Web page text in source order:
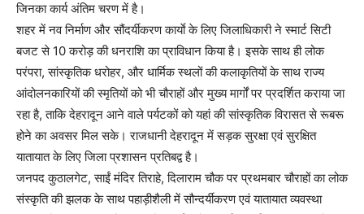
जिनका कार्य अंतिम चरण में है।
शहर में नव निर्माण और सौंदर्यीकरण कार्याे के लिए जिलाधिकारी ने स्मार्ट सिटी
बजट से 10 करोड़ की धनराशि का प्राविधान किया है। इसके साथ ही लोक
परंपरा, सांस्कृतिक धरोहर, और धार्मिक स्थलों की कलाकृतियों के साथ राज्य
आंदोलनकारियों की स्मृतियों को भी चौराहों और मुख्य मार्गों पर प्रदर्शित कराया जा
रहा है, ताकि देहरादून आने वाले पर्यटकों को यहां की सांस्कृतिक विरासत से रूबरू
होने का अवसर मिल सके। राजधानी देहरादून में सड़क सुरक्षा एवं सुरक्षित
यातायात के लिए जिला प्रशासन प्रतिबद्व है।
जनपद कुठालगेट, साईं मंदिर तिराहे, दिलाराम चौक पर प्रथमबार चौराहों का लोक
संस्कृति की झलक के साथ पहाड़ीशैली में सौन्दर्यीकरण एवं यातायात व्यवस्था